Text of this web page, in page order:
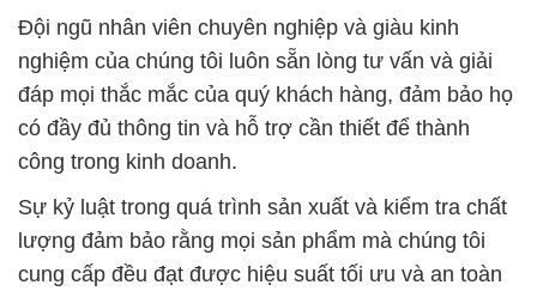
công trong kinh doanh.
Sự kỷ luật trong quá trình sản xuất và kiểm tra chất
lượng đảm bảo rằng mọi sản phẩm mà chúng tôi
cung cấp đều đạt được hiệu suất tối ưu và an toàn
tuyệt đối cho quá trình sử dụng.
Đắc Trường Phát không chỉ cung cấp sản phẩm hóa
chất mà còn đồng hành cùng bạn trong việc đáp
ứng mọi nhu cầu về hóa chất và giúp bạn đạt được